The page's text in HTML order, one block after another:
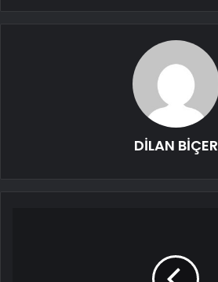
DİLAN BİÇER